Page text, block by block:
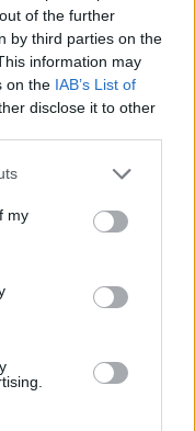
of the further
by third parties on the
information may
on the IAB’s List of
disclose it to other
my